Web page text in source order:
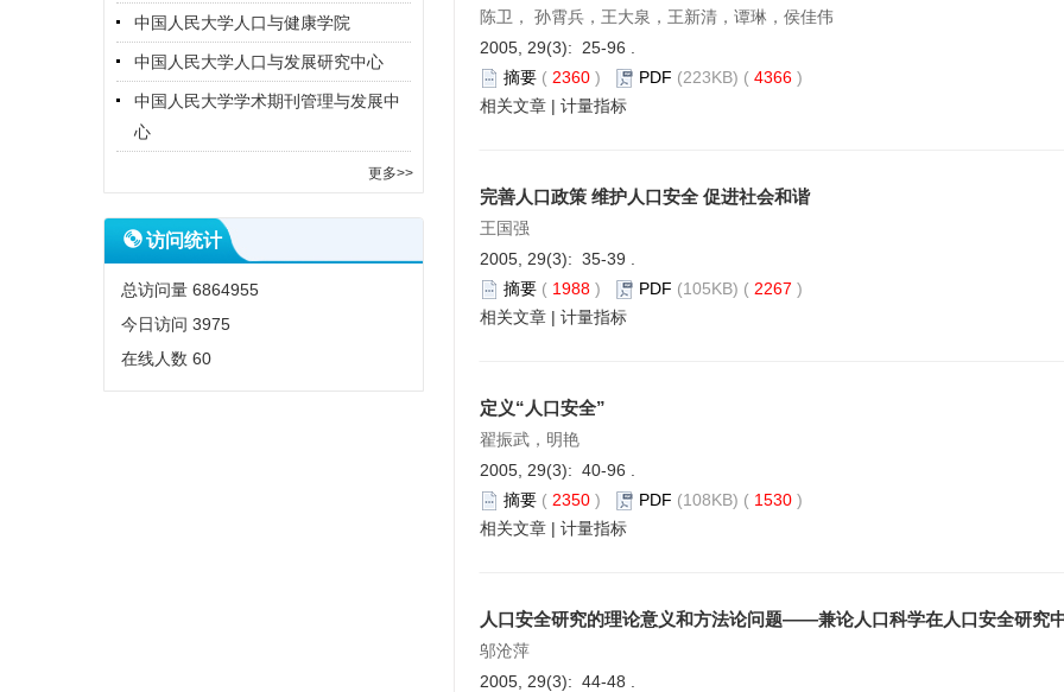
中国人民大学人口与健康学院
中国人民大学人口与发展研究中心
中国人民大学学术期刊管理与发展中
心
更多>>
访问统计
总访问量 6864955
今日访问 3975
在线人数 60
陈卫， 孙霄兵，王大泉，王新清，谭琳，侯佳伟
2005, 29(3): 25-96 .
摘要 ( 2360 ) PDF (223KB) ( 4366 )
相关文章 | 计量指标
完善人口政策 维护人口安全 促进社会和谐
王国强
2005, 29(3): 35-39 .
摘要 ( 1988 ) PDF (105KB) ( 2267 )
相关文章 | 计量指标
定义“人口安全”
翟振武，明艳
2005, 29(3): 40-96 .
摘要 ( 2350 ) PDF (108KB) ( 1530 )
相关文章 | 计量指标
人口安全研究的理论意义和方法论问题——兼论人口科学在人口安全研究
邬沧萍
2005, 29(3): 44-48 .